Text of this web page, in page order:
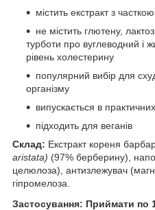
містить екстракт з
не містить глютену,
турботи про вуглеводний і
рівень холестерину
популярний вибір для
організму
випускається в
підходить для веганів
Склад: Екстракт кореня
aristata) (97% берберину),
целюлоза), антизлежувач
гіпромелоза.
Застосування: Приймати по